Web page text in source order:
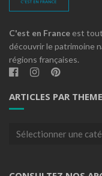
C'est en France est
découvrir le patrimoine
régions françaises.
ARTICLES PAR THEME
Articles